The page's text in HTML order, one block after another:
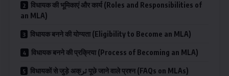
विधायक की भूमिकाएं और कार्य (Roles and Responsibilities of
an MLA)
विधायक बनने की योग्यता (Eligibility to Become an MLA)
विधायक बनने की प्रक्रिया (Process of Becoming an MLA)
विधायकों से जुड़े अक्ثر पूछे जाने वाले प्रश्न (FAQs on MLAs)